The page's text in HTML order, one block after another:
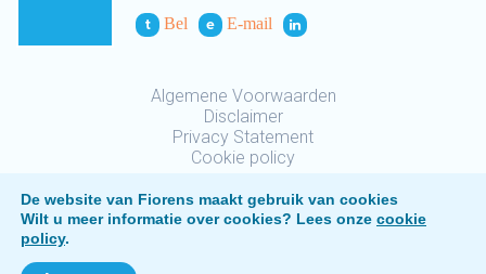
t Bel e E-mail
Algemene Voorwaarden
Disclaimer
Privacy Statement
Cookie policy
De website van Fiorens maakt gebruik van cookies
Wilt u meer informatie over cookies? Lees onze cookie
policy.